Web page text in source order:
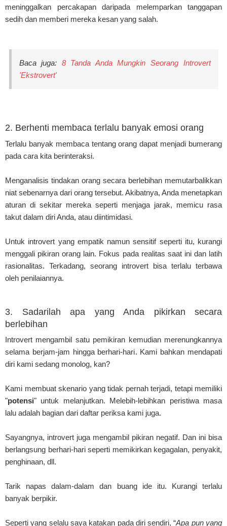
meninggalkan percakapan daripada melemparkan tanggapan
sedih dan memberi mereka kesan yang salah.
Baca juga: 8 Tanda Anda Mungkin Seorang Introvert
'Ekstrovert'
2. Berhenti membaca terlalu banyak emosi orang
Terlalu banyak membaca tentang orang dapat menjadi bumerang
pada cara kita berinteraksi.
Menganalisis tindakan orang secara berlebihan memutarbalikkan
niat sebenarnya dari orang tersebut. Akibatnya, Anda menetapkan
aturan di sekitar mereka seperti menjaga jarak, memicu rasa
takut dalam diri Anda, atau diintimidasi.
Untuk introvert yang empatik namun sensitif seperti itu, kurangi
menggali pikiran orang lain. Fokus pada realitas saat ini dan latih
rasionalitas. Terkadang, seorang introvert bisa terlalu terbawa
oleh penilaiannya.
3. Sadarilah apa yang Anda pikirkan secara
berlebihan
Introvert mengambil satu pemikiran kemudian merenungkannya
selama berjam-jam hingga berhari-hari. Kami bahkan mendapati
diri kami sedang monolog, kan?
Kami membuat skenario yang tidak pernah terjadi, tetapi memiliki
"potensi" untuk melanjutkan. Melebih-lebihkan peristiwa masa
lalu adalah bagian dari daftar periksa kami juga.
Sayangnya, introvert juga mengambil pikiran negatif. Dan ini bisa
berlangsung berhari-hari seperti memikirkan kegagalan, penyakit,
penghinaan, dll.
Tarik napas dalam-dalam dan buang ide itu. Kurangi terlalu
banyak berpikir.
Seperti yang selalu saya katakan pada diri sendiri, “Apa pun yang